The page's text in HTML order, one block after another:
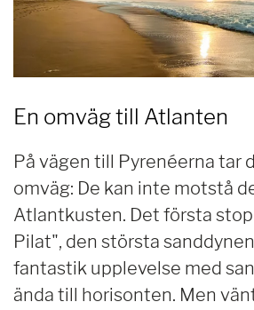
En omväg till Atlanten
På vägen till Pyrenéerna tar
omväg: De kan inte motstå
Atlantkusten. Det första
Pilat", den största sanddynen
fantastik upplevelse med
ända till horisonten. Men